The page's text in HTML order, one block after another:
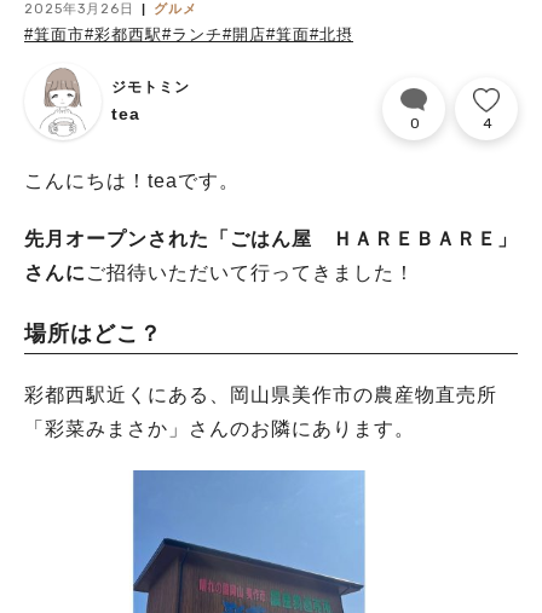
2025年3月26日 グルメ
#箕面市#彩都西駅#ランチ#開店#箕面#北摂
ジモトミン
tea 0 4
こんにちは！teaです。
先月オープンされた
「ごはん屋 ＨＡＲＥＢＡＲＥ」
さんに ご招待いただいて行ってきました！
場所はどこ？
彩都西駅近くにある、岡山県美作市の農産物直売所
「彩菜みまさか」さんのお隣にあります。